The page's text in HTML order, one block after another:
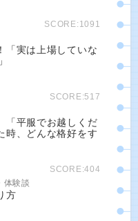
SCORE:1091
「実は上場していな
SCORE:517
「平服でお越しくだ
時、どんな格好をす
SCORE:404
体験談
方